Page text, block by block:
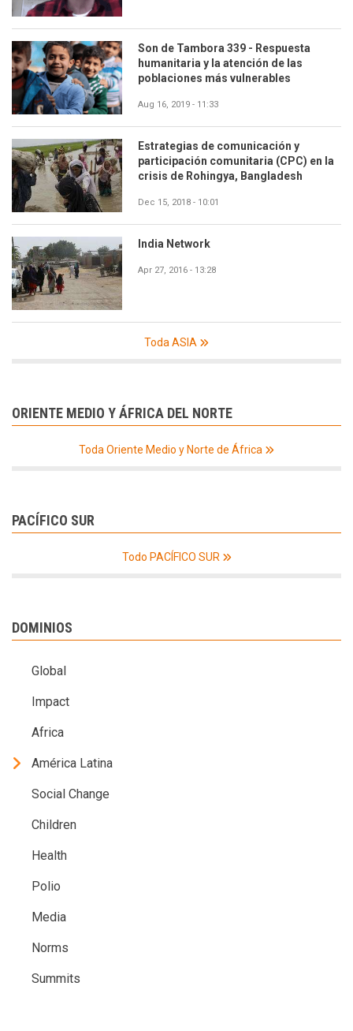
Son de Tambora 339 - Respuesta
humanitaria y la atención de las
poblaciones más vulnerables
Aug 16, 2019 - 11:33
Estrategias de comunicación y
participación comunitaria (CPC) en la
crisis de Rohingya, Bangladesh
Dec 15, 2018 - 10:01
India Network
Apr 27, 2016 - 13:28
Toda ASIA
ORIENTE MEDIO Y ÁFRICA DEL NORTE
Toda Oriente Medio y Norte de África
PACÍFICO SUR
Todo PACÍFICO SUR
DOMINIOS
Global
Impact
Africa
América Latina
Social Change
Children
Health
Polio
Media
Norms
Summits